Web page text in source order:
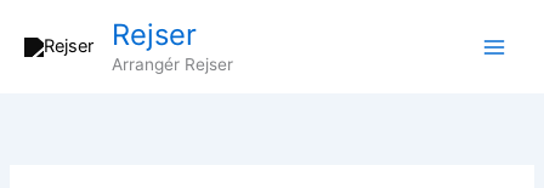
Rejser
Arrangér Rejser